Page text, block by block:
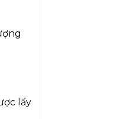
lấy